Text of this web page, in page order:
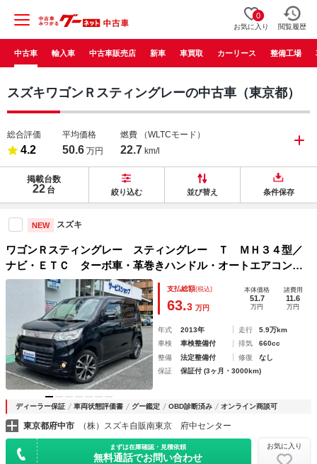
0
お気に入り 閲覧履歴
中古車 輸入車 中古車販売店 新車 車買取 カーリース 整備工場
スズキワゴンＲスティングレーの中古車（東京都）
総合評価
4.2
平均価格
50.6 万円
燃費 （WLTCモード）
22.7 km/l
掲載台数
22 台 絞り込む 並び替え 条件保存
NEW スズキ
ワゴンＲスティングレー スティングレー Ｔ ＭＨ３４型／
ナビ・ＥＴＣ ターボ車・革巻きハンドル・オートエアコン・
オートライトシステム・パドルシフト・フォグランプ・プッシ
ュスタートシステム・助手席アンダーボックス・ディスチャー
ジヘッドランプ
支払総額(税込)
63.3 万円
本体価格
51.7
万円
諸費用
11.6
万円
年式 2013年 走行
5.9万km
車検
車検整備付 排気
660cc
整備
法定整備付 修復
なし
保証
保証付 (3ヶ月・3000km)
ディーラー保証 車両状態評価書 グー鑑定 OBD診断済み オンライン商談可
東京都府中市 （株）スズキ自販南東京 府中センター
まずは在庫確認・見積依頼
無料通話でお問い合わせ
お気に入り